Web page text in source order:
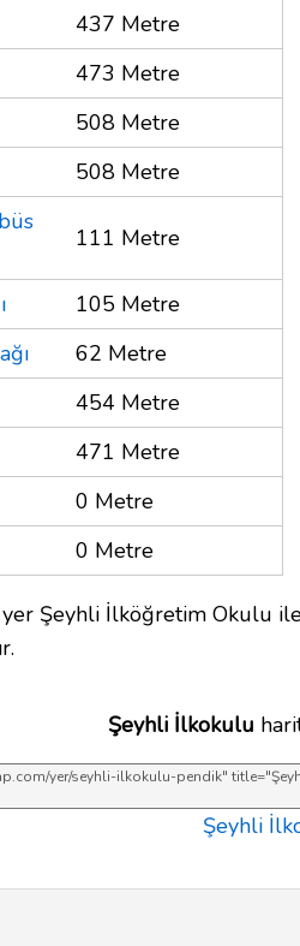
437 Metre
473 Metre
508 Metre
508 Metre
111 Metre
105 Metre
62 Metre
454 Metre
471 Metre
0 Metre
0 Metre
yer Şeyhli İlköğretim Okulu
Şeyhli İlkokulu
Şeyhli